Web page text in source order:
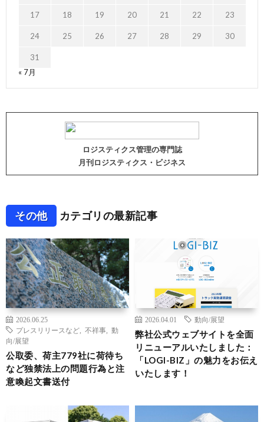
17 18 19 20 21 22 23
24 25 26 27 28 29 30
31
« 7月
ロジスティクス管理の専門誌
月刊ロジスティクス・ビジネス
その他 カテゴリの最新記事
2026.06.25
プレスリリースなど
不祥事
動
向/展望
公取委、荷主779社に荷待ち
など独禁法上の問題行為と注
意喚起文書送付
2026.04.01 動向/展望
弊社公式ウェブサイトを全面
リニューアルいたしました：
「LOGI-BIZ」の魅力をお伝え
いたします！